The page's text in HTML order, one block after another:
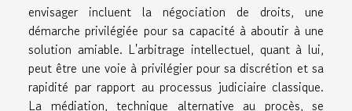
envisager incluent la négociation de droits, une
démarche privilégiée pour sa capacité à aboutir à une
solution amiable. L'arbitrage intellectuel, quant à lui,
peut être une voie à privilégier pour sa discrétion et sa
rapidité par rapport au processus judiciaire classique.
La médiation, technique alternative au procès, se